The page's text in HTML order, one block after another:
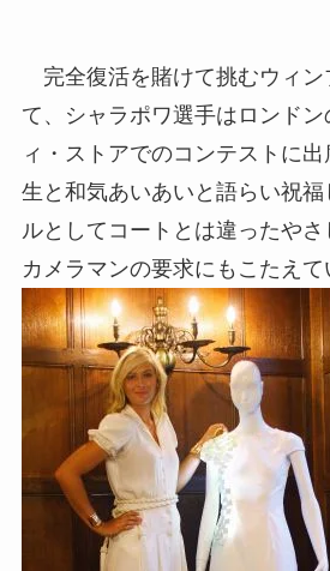
完全復活を賭けて挑むウィン
て、シャラポワ選手はロンド
ィ・ストアでのコンテストに
生と和気あいあいと語らい祝
ルとしてコートとは違ったや
カメラマンの要求にもこたえて